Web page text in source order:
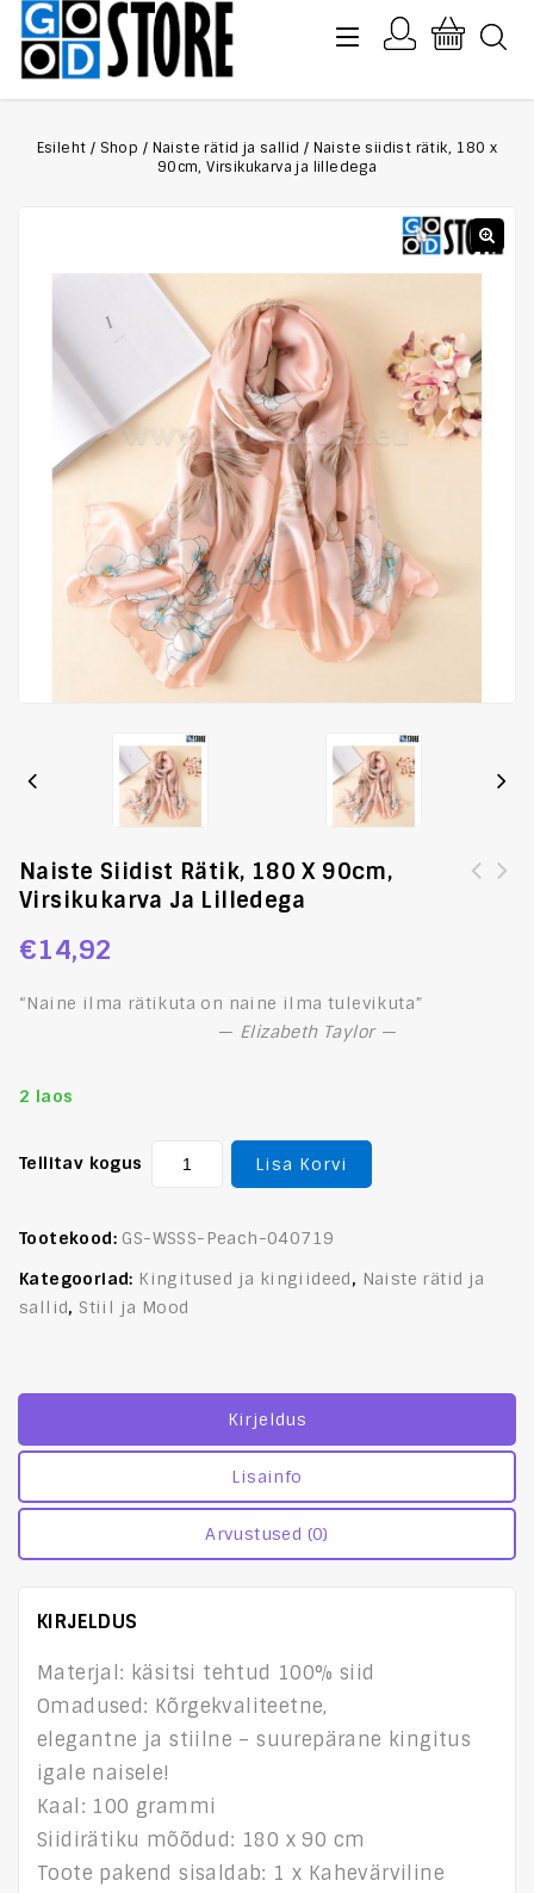
Esileht / Shop / Naiste rätid ja sallid / Naiste siidist rätik, 180 x
90cm, Virsikukarva ja lilledega
Naiste Siidist Rätik, 180 X 90cm,
Virsikukarva Ja Lilledega
€14,92
“Naine ilma rätikuta on naine ilma tulevikuta”
— Elizabeth Taylor —
2 laos
Tellitav kogus Lisa Korvi
Tootekood: GS-WSSS-Peach-040719
Kategooriad: Kingitused ja kingiideed, Naiste rätid ja
sallid, Stiil ja Mood
Kirjeldus
Lisainfo
Arvustused (0)
KIRJELDUS
Materjal: käsitsi tehtud 100% siid
Omadused: Kõrgekvaliteetne,
elegantne ja stiilne – suurepärane kingitus
igale naisele!
Kaal: 100 grammi
Siidirätiku mõõdud: 180 x 90 cm
Toote pakend sisaldab: 1 x Kahevärviline